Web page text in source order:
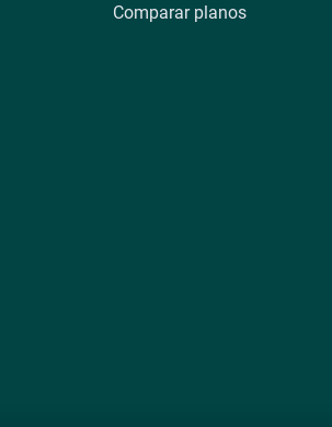
Comparar planos